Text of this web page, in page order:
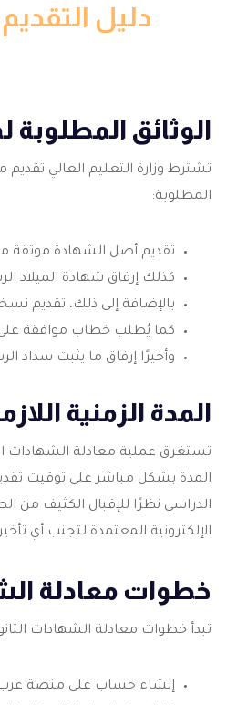
الوثائق المطلوبة
تشترط وزارة التعليم العالي تقديم
المطلوبة:
تقديم أصل الشهادة موثقة من
كذلك إرفاق شهادة الميلاد
بالإضافة إلى ذلك، تقديم
كما يُطلب خطاب موافقة على
وأخيرًا إرفاق ما يثبت سداد
المدة الزمنية
تستغرق عملية معادلة الشهادات
المدة بشكل مباشر على توقيت
الدراسي نظرًا للإقبال الكثيف من
الإلكترونية المعتمدة لتجنب أي
خطوات معادلة
تبدأ خطوات معادلة الشهادات
إنشاء حساب على منصة عرب